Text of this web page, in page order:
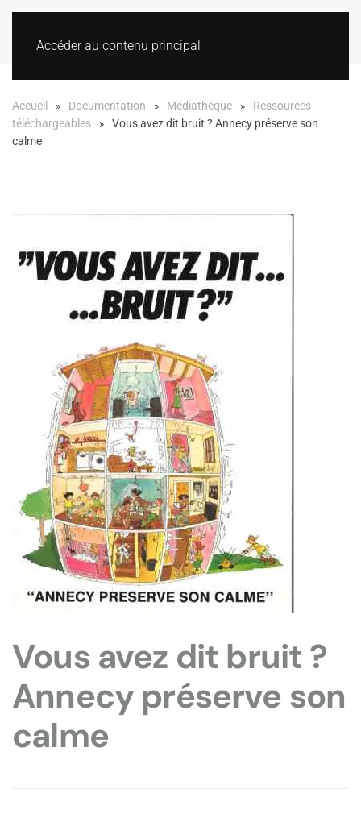
Accéder au contenu principal
Accueil Documentation Médiathèque
Ressources
téléchargeables
Vous avez dit bruit ? Annecy préserve son
calme
Vous avez dit bruit ?
Annecy préserve son
calme